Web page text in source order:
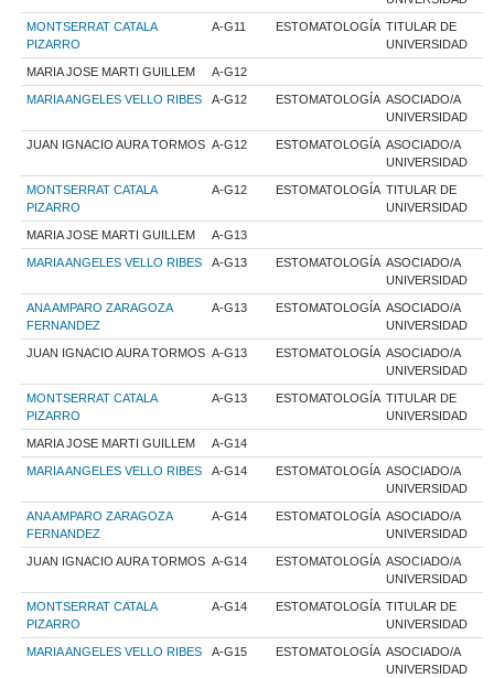
MONTSERRAT CATALA
PIZARRO
A-G11 ESTOMATOLOGÍA TITULAR DE
UNIVERSIDAD
MARIA JOSE MARTI GUILLEM A-G12
MARIA ANGELES VELLO RIBES A-G12 ESTOMATOLOGÍA ASOCIADO/A
UNIVERSIDAD
JUAN IGNACIO AURA TORMOS A-G12 ESTOMATOLOGÍA ASOCIADO/A
UNIVERSIDAD
MONTSERRAT CATALA
PIZARRO
A-G12 ESTOMATOLOGÍA TITULAR DE
UNIVERSIDAD
MARIA JOSE MARTI GUILLEM A-G13
MARIA ANGELES VELLO RIBES A-G13 ESTOMATOLOGÍA ASOCIADO/A
UNIVERSIDAD
ANA AMPARO ZARAGOZA
FERNANDEZ
A-G13 ESTOMATOLOGÍA ASOCIADO/A
UNIVERSIDAD
JUAN IGNACIO AURA TORMOS A-G13 ESTOMATOLOGÍA ASOCIADO/A
UNIVERSIDAD
MONTSERRAT CATALA
PIZARRO
A-G13 ESTOMATOLOGÍA TITULAR DE
UNIVERSIDAD
MARIA JOSE MARTI GUILLEM A-G14
MARIA ANGELES VELLO RIBES A-G14 ESTOMATOLOGÍA ASOCIADO/A
UNIVERSIDAD
ANA AMPARO ZARAGOZA
FERNANDEZ
A-G14 ESTOMATOLOGÍA ASOCIADO/A
UNIVERSIDAD
JUAN IGNACIO AURA TORMOS A-G14 ESTOMATOLOGÍA ASOCIADO/A
UNIVERSIDAD
MONTSERRAT CATALA
PIZARRO
A-G14 ESTOMATOLOGÍA TITULAR DE
UNIVERSIDAD
MARIA ANGELES VELLO RIBES A-G15 ESTOMATOLOGÍA ASOCIADO/A
UNIVERSIDAD